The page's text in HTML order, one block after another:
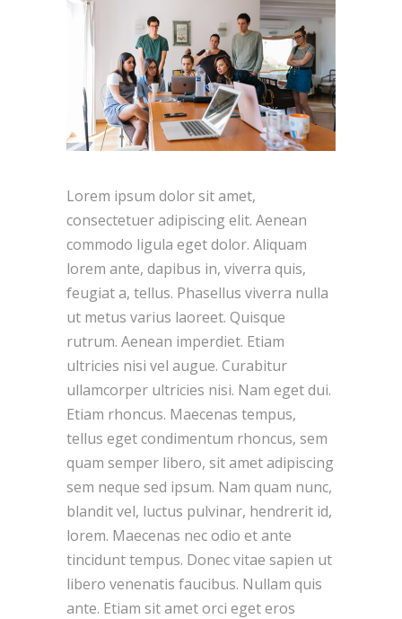
Lorem ipsum dolor sit amet,
consectetuer adipiscing elit. Aenean
commodo ligula eget dolor. Aliquam
lorem ante, dapibus in, viverra quis,
feugiat a, tellus. Phasellus viverra nulla
ut metus varius laoreet. Quisque
rutrum. Aenean imperdiet. Etiam
ultricies nisi vel augue. Curabitur
ullamcorper ultricies nisi. Nam eget dui.
Etiam rhoncus. Maecenas tempus,
tellus eget condimentum rhoncus, sem
quam semper libero, sit amet adipiscing
sem neque sed ipsum. Nam quam nunc,
blandit vel, luctus pulvinar, hendrerit id,
lorem. Maecenas nec odio et ante
tincidunt tempus. Donec vitae sapien ut
libero venenatis faucibus. Nullam quis
ante. Etiam sit amet orci eget eros